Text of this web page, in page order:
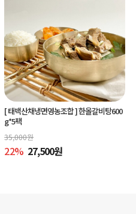
[ 태백산채냉면영농조합 ]한올갈비탕600
g*5팩
35,000원
22% 27,500원